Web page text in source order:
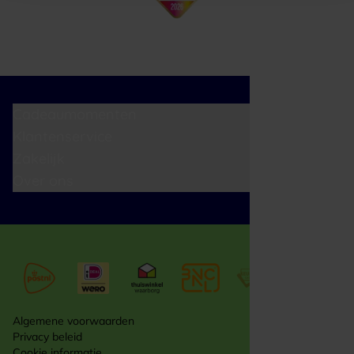
Algemene voorwaarden
Privacy beleid